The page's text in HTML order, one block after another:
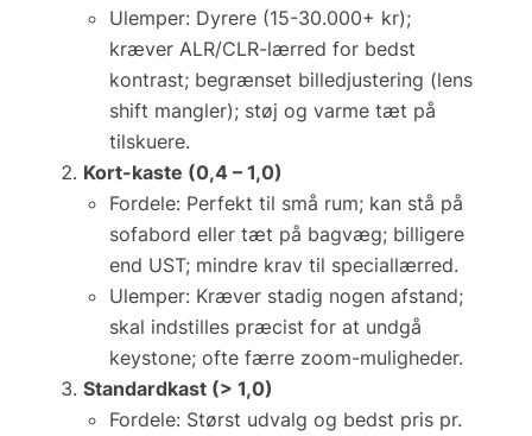
Ulemper: Dyrere (15-30.000+ kr);
kræver ALR/CLR-lærred for bedst
kontrast; begrænset billedjustering (lens
shift mangler); støj og varme tæt på
tilskuere.
Kort-kaste (0,4 – 1,0)
Fordele: Perfekt til små rum; kan stå på
sofabord eller tæt på bagvæg; billigere
end UST; mindre krav til speciallærred.
Ulemper: Kræver stadig nogen afstand;
skal indstilles præcist for at undgå
keystone; ofte færre zoom-muligheder.
Standardkast (> 1,0)
Fordele: Størst udvalg og bedst pris pr.